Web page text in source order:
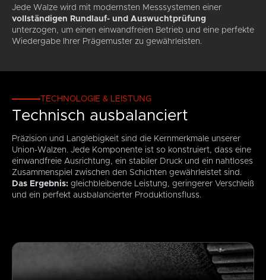
Jede Walze wird mit modernsten Messsystemen einer
vollständigen Rundlauf- und Auswuchtprüfung
unterzogen, um einen einwandfreien Betrieb und eine perfekte
Wiedergabe Ihrer Prägemuster zu gewährleisten.
TECHNOLOGIE & LEISTUNG
Technisch ausbalanciert
Präzision und Langlebigkeit sind die Kernmerkmale unserer
Union-Walzen. Jede Komponente ist so konstruiert, dass eine
einwandfreie Ausrichtung, ein stabiler Druck und ein nahtloses
Zusammenspiel zwischen den Schichten gewährleistet sind.
Das Ergebnis: gleichbleibende Leistung, geringerer Verschleiß
und ein perfekt ausbalancierter Produktionsfluss.